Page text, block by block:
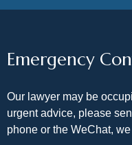
然采用了李律师提供的
到了很重要的证据支
猎犬一样对客户忠诚
是图的律师有了新案
子。而在长达两年的
Emergency
Our lawyer may be
urgent advice, please
phone or the WeChat,